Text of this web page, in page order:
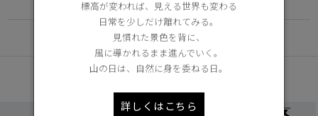
DETAIL
あなたへのおすすめ
標高が変われば、見える世界も変わる
日常を少しだけ離れてみる。
見慣れた景色を背に、
風に導かれるまま進んでいく。
山の日は、自然に身を委ねる日。
詳しくはこちら